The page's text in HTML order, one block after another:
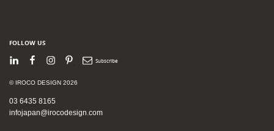
FOLLOW US
LinkedInFacebook
Instagram
PinterestNewsletter
© IROCO DESIGN 2026
03 6435 8165
infojapan@irocodesign.com